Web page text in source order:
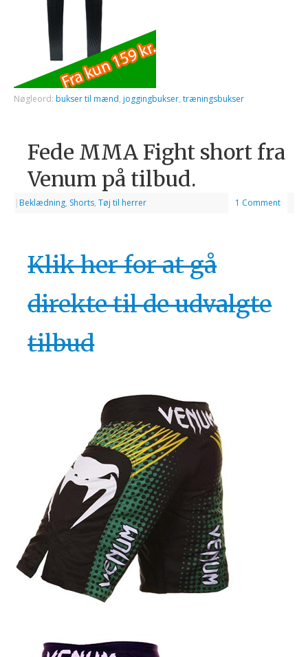
Nøgleord: bukser til mænd, joggingbukser,træningsbukser
Fede MMA Fight short fra
Venum på tilbud.
| Beklædning, Shorts,Tøj til herrer 1 Comment
Klik her for at gå
direkte til de udvalgte
tilbud